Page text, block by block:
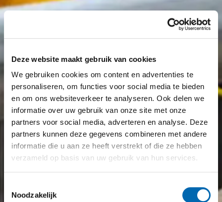
Deze website maakt gebruik van cookies
We gebruiken cookies om content en advertenties te
personaliseren, om functies voor social media te bieden
en om ons websiteverkeer te analyseren. Ook delen we
informatie over uw gebruik van onze site met onze
partners voor social media, adverteren en analyse. Deze
partners kunnen deze gegevens combineren met andere
informatie die u aan ze heeft verstrekt of die ze hebben
verzameld op basis van uw gebruik van hun services.
Noodzakelijk